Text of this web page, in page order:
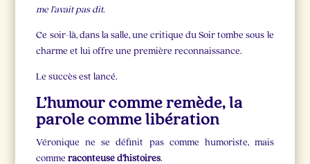
me l’avait pas dit.
Ce soir-là, dans la salle, une critique du Soir tombe sous le
charme et lui offre une première reconnaissance.
Le succès est lancé.
L’humour comme remède, la
parole comme libération
Véronique ne se définit pas comme humoriste, mais
commeraconteuse d’histoires.